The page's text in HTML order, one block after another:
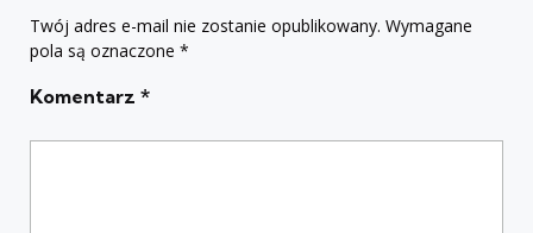
Twój adres e-mail nie zostanie opublikowany. Wymagane
pola są oznaczone *
Komentarz *